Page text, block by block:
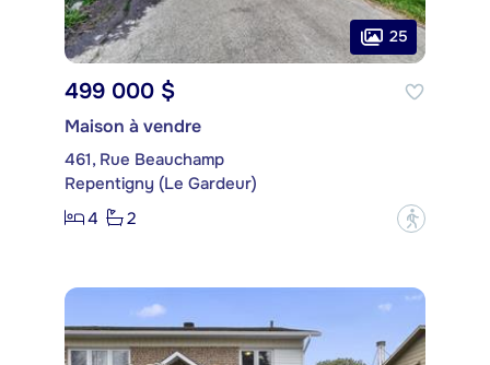
25
499 000 $
Maison à vendre
461, Rue Beauchamp
Repentigny (Le Gardeur)
4
2 ?